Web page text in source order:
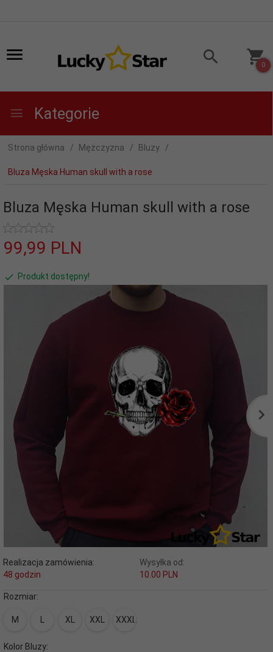
0
Kategorie
Strona główna Mężczyzna Bluzy
Bluza Męska Human skull with a rose
Bluza Męska Human skull with a rose
99,99 PLN
Produkt dostępny!
Realizacja zamówienia:
48 godzin
Wysyłka od:
10.00 PLN
Rozmiar:
M XL XXL XXXL
Kolor Bluzy: